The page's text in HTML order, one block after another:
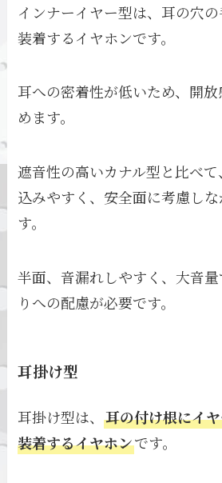
インナーイヤー型は、耳の穴
装着するイヤホンです。
耳への密着性が低いため、開
めます。
遮音性の高いカナル型と比べ
込みやすく、安全面に考慮し
す。
半面、音漏れしやすく、大音
りへの配慮が必要です。
耳掛け型
耳掛け型は、耳の付け根にイ
装着するイヤホンです。